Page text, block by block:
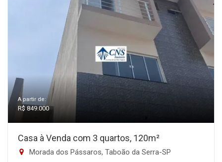
A partir de:
R$ 849.000
Casa à Venda com 3 quartos, 120m²
Morada dos Pássaros, Taboão da Serra-SP